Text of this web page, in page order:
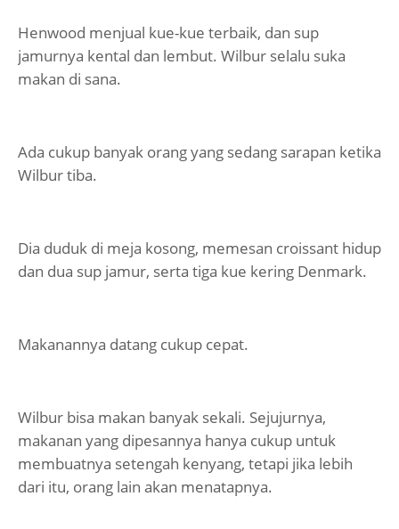
Henwood menjual kue-kue terbaik, dan sup
jamurnya kental dan lembut. Wilbur selalu suka
makan di sana.
Ada cukup banyak orang yang sedang sarapan ketika
Wilbur tiba.
Dia duduk di meja kosong, memesan croissant hidup
dan dua sup jamur, serta tiga kue kering Denmark.
Makanannya datang cukup cepat.
Wilbur bisa makan banyak sekali. Sejujurnya,
makanan yang dipesannya hanya cukup untuk
membuatnya setengah kenyang, tetapi jika lebih
dari itu, orang lain akan menatapnya.